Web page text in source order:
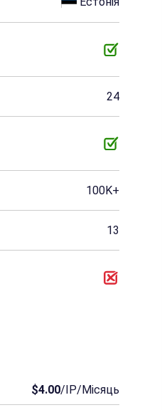
24
100K+
13
$4.00/IP/Місяць